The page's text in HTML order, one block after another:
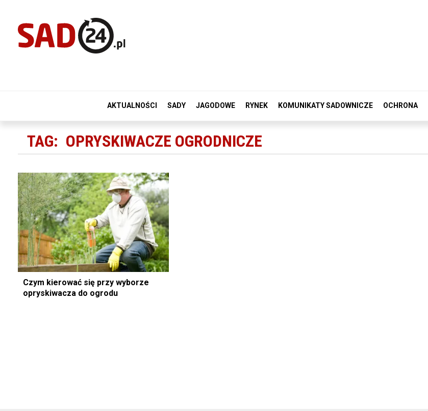
AKTUALNOŚCI SADY JAGODOWE RYNEK KOMUNIKATY SADOWNICZE OCHRONA
TAG: OPRYSKIWACZE OGRODNICZE
Czym kierować się przy wyborze
opryskiwacza do ogrodu